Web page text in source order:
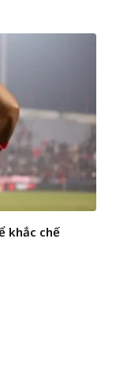
khắc chế